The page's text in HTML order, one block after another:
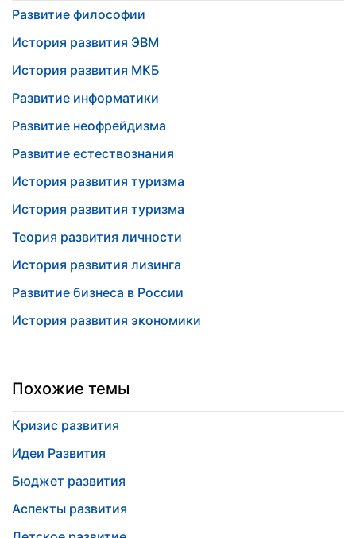
Развитие философии
История развития ЭВМ
История развития МКБ
Развитие информатики
Развитие неофрейдизма
Развитие естествознания
История развития туризма
История развития туризма
Теория развития личности
История развития лизинга
Развитие бизнеса в России
История развития экономики
Похожие темы
Кризис развития
Идеи Развития
Бюджет развития
Аспекты развития